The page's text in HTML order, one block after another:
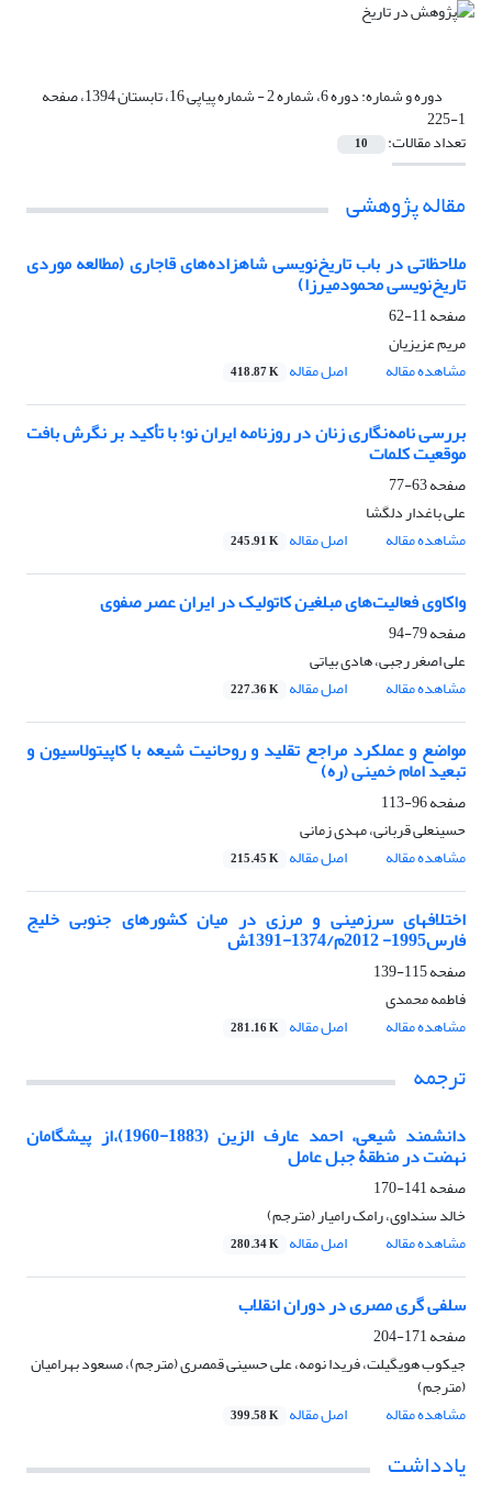
دوره و شماره: دوره 6، شماره 2 - شماره پیاپی 16، تابستان 1394، صفحه
1-225
تعداد مقالات: 10
مقاله پژوهشی
ملاحظاتی در باب تاریخ‌نویسی شاهزاده‌های قاجاری (مطالعه موردی
تاریخ‌نویسی محمودمیرزا)
صفحه11-62
مریم عزیزیان
مشاهده مقاله
اصل مقاله 418.87 K
بررسی نامه‌نگاری زنان در روزنامه ایران نو؛ با تأکید بر نگرش بافت
موقعیت کلمات
صفحه63-77
علی باغدار دلگشا
مشاهده مقاله
اصل مقاله 245.91 K
واکاوی فعالیت‌های مبلغین کاتولیک در ایران عصر صفوی
صفحه79-94
علی اصغر رجبی، هادی بیاتی
مشاهده مقاله
اصل مقاله 227.36 K
مواضع و عملکرد مراجع تقلید و روحانیت شیعه با کاپیتولاسیون و
تبعید امام خمینی (ره)
صفحه96-113
حسینعلی قربانی، مهدی زمانی
مشاهده مقاله
اصل مقاله 215.45 K
اختلافهای سرزمینی و مرزی در میان کشورهای جنوبی خلیج
فارس1995- 2012م/1374-1391ش
صفحه115-139
فاطمه محمدی
مشاهده مقاله
اصل مقاله 281.16 K
ترجمه
دانشمند شیعی، احمد عارف الزین (1883-1960)،از پیشگامان
نهضت در منطقۀ جبل عامل
صفحه141-170
خالد سنداوی، رامک رامیار (مترجم)
مشاهده مقاله
اصل مقاله 280.34 K
سلفی گری مصری در دوران انقلاب
صفحه171-204
جیکوب هویگیلت، فریدا نومه، علی حسینی قمصری (مترجم)، مسعود بهرامیان
(مترجم)
مشاهده مقاله
اصل مقاله 399.58 K
یادداشت